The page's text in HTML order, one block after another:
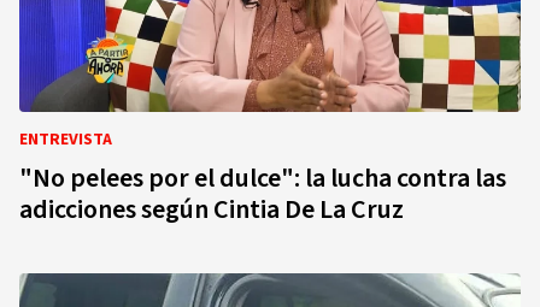
ENTREVISTA
"No pelees por el dulce": la lucha contra las
adicciones según Cintia De La Cruz